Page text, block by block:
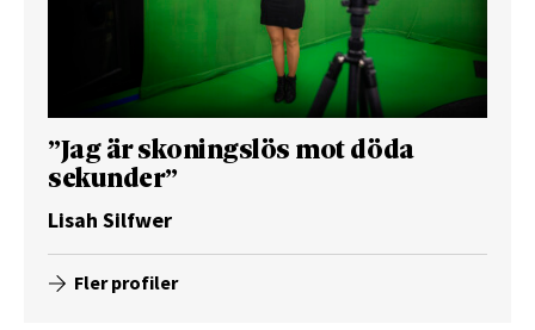
”Jag är skoningslös mot döda
sekunder”
Lisah Silfwer
Fler profiler